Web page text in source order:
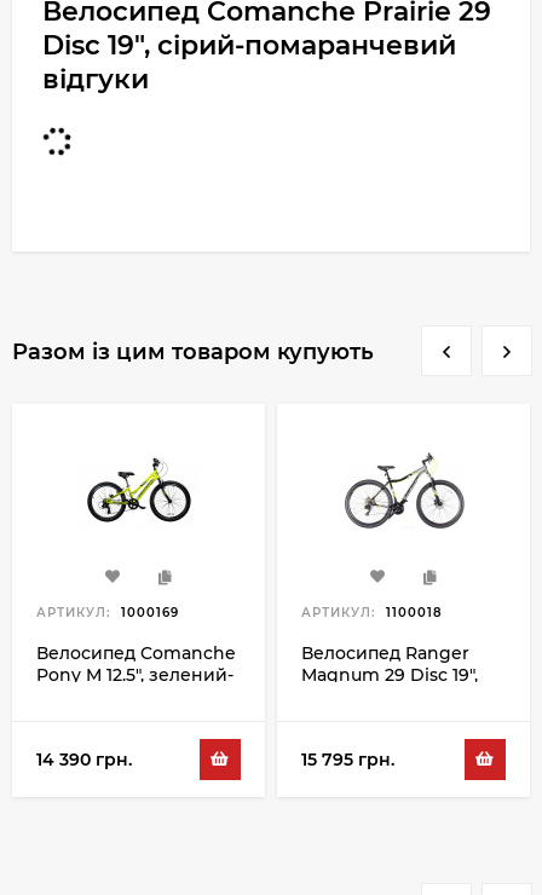
Велосипед Comanche Prairie 29
Disc 19", сірий-помаранчевий
відгуки
Разом із цим товаром купують
АРТИКУЛ: 1000169
Велосипед Comanche
Pony M 12.5", зелений-
14 390 грн.
АРТИКУЛ: 1100018
Велосипед Ranger
Magnum 29 Disc 19",
15 795 грн.